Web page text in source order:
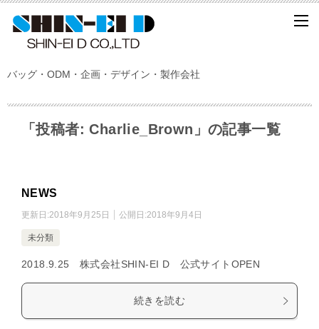
バッグ・ODM・企画・デザイン・製作会社
「投稿者:Charlie_Brown 」の記事一覧
NEWS
更新日:2018年9月25日 公開日:2018年9月4日
未分類
2018.9.25 株式会社SHIN-EI D 公式サイトOPEN
続きを読む